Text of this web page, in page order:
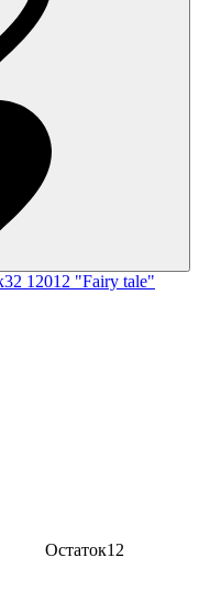
12012 "Fairy tale"
Остаток12